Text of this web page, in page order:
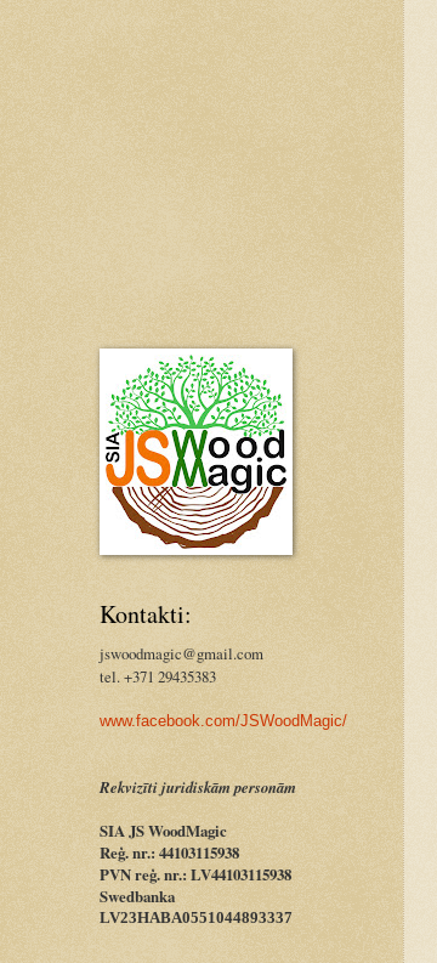
Kontakti:
jswoodmagic@gmail.com
tel. +371 29435383
www.facebook.com/JSWoodMagic/
Rekvizīti juridiskām personām
SIA JS WoodMagic
Reģ. nr.: 44103115938
PVN reģ. nr.: LV44103115938
Swedbanka
LV23HABA0551044893337